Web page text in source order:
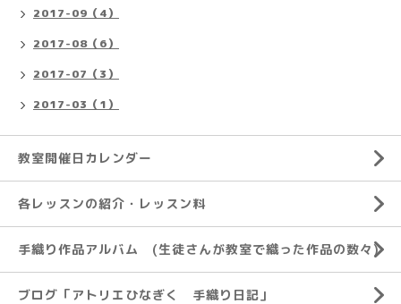
2017-09（4）
2017-08（6）
2017-07（3）
2017-03（1）
教室開催日カレンダー
各レッスンの紹介・レッスン料
手織り作品アルバム (生徒さんが教室で織った作品の数々)
ブログ「アトリエひなぎく 手織り日記」